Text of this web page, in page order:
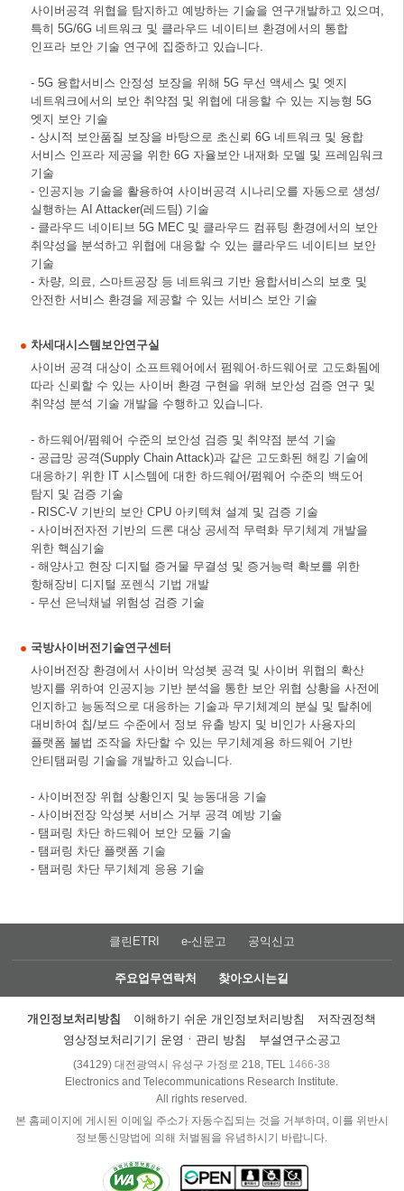
사이버공격 위협을 탐지하고 예방하는 기술을 연구개발하고 있으며,
특히 5G/6G 네트워크 및 클라우드 네이티브 환경에서의 통합
인프라 보안 기술 연구에 집중하고 있습니다.
- 5G 융합서비스 안정성 보장을 위해 5G 무선 액세스 및 엣지
네트워크에서의 보안 취약점 및 위협에 대응할 수 있는 지능형 5G
엣지 보안 기술
- 상시적 보안품질 보장을 바탕으로 초신뢰 6G 네트워크 및 융합
서비스 인프라 제공을 위한 6G 자율보안 내재화 모델 및 프레임워크
기술
- 인공지능 기술을 활용하여 사이버공격 시나리오를 자동으로 생성/
실행하는 AI Attacker(레드팀) 기술
- 클라우드 네이티브 5G MEC 및 클라우드 컴퓨팅 환경에서의 보안
취약성을 분석하고 위협에 대응할 수 있는 클라우드 네이티브 보안
기술
- 차량, 의료, 스마트공장 등 네트워크 기반 융합서비스의 보호 및
안전한 서비스 환경을 제공할 수 있는 서비스 보안 기술
차세대시스템보안연구실
사이버 공격 대상이 소프트웨어에서 펌웨어·하드웨어로 고도화됨에
따라 신뢰할 수 있는 사이버 환경 구현을 위해 보안성 검증 연구 및
취약성 분석 기술 개발을 수행하고 있습니다.
- 하드웨어/펌웨어 수준의 보안성 검증 및 취약점 분석 기술
- 공급망 공격(Supply Chain Attack)과 같은 고도화된 해킹 기술에
대응하기 위한 IT 시스템에 대한 하드웨어/펌웨어 수준의 백도어
탐지 및 검증 기술
- RISC-V 기반의 보안 CPU 아키텍쳐 설계 및 검증 기술
- 사이버전자전 기반의 드론 대상 공세적 무력화 무기체계 개발을
위한 핵심기술
- 해양사고 현장 디지털 증거물 무결성 및 증거능력 확보를 위한
항해장비 디지털 포렌식 기법 개발
- 무선 은닉채널 위험성 검증 기술
국방사이버전기술연구센터
사이버전장 환경에서 사이버 악성봇 공격 및 사이버 위협의 확산
방지를 위하여 인공지능 기반 분석을 통한 보안 위협 상황을 사전에
인지하고 능동적으로 대응하는 기술과 무기체계의 분실 및 탈취에
대비하여 칩/보드 수준에서 정보 유출 방지 및 비인가 사용자의
플랫폼 불법 조작을 차단할 수 있는 무기체계용 하드웨어 기반
안티탬퍼링 기술을 개발하고 있습니다.
- 사이버전장 위협 상황인지 및 능동대응 기술
- 사이버전장 악성봇 서비스 거부 공격 예방 기술
- 탬퍼링 차단 하드웨어 보안 모듈 기술
- 탬퍼링 차단 플랫폼 기술
- 탬퍼링 차단 무기체계 응용 기술
클린ETRI e-신문고 공익신고
주요업무연락처 찾아오시는길
개인정보처리방침 이해하기 쉬운 개인정보처리방침
저작권정책
영상정보처리기기 운영ㆍ관리 방침
부설연구소공고
(34129) 대전광역시 유성구 가정로 218, TEL 1466-38
Electronics and Telecommunications Research Institute.
All rights reserved.
본 홈페이지에 게시된 이메일 주소가 자동수집되는 것을 거부하며, 이를 위반시
정보통신망법에 의해 처벌됨을 유념하시기 바랍니다.